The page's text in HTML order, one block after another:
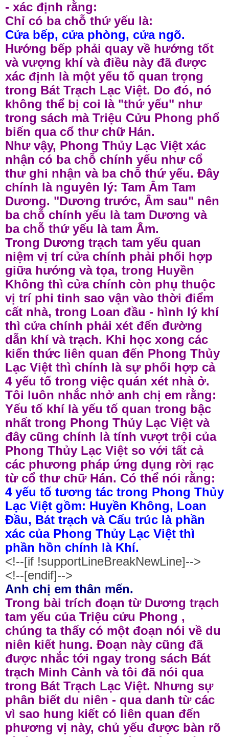
- xác định rằng:
Chỉ có ba chỗ thứ yếu là:
Cửa bếp, cửa phòng, cửa ngõ.
Hướng bếp phải quay về hướng tốt
và vượng khí và điều này đã được
xác định là một yếu tố quan trọng
trong Bát Trạch Lạc Việt. Do đó, nó
không thể bị coi là "thứ yếu" như
trong sách mà Triệu Cửu Phong phổ
biến qua cổ thư chữ Hán.
Như vậy, Phong Thủy Lạc Việt xác
nhận có ba chỗ chính yếu như cổ
thư ghi nhận và ba chỗ thứ yếu. Đây
chính là nguyên lý: Tam Âm Tam
Dương. "Dương trước, Âm sau" nên
ba chỗ chính yếu là tam Dương và
ba chỗ thứ yếu là tam Âm.
Trong Dương trạch tam yếu quan
niệm vị trí cửa chính phải phối hợp
giữa hướng và tọa, trong Huyền
Không thì cửa chính còn phụ thuộc
vị trí phi tinh sao vận vào thời điểm
cất nhà, trong Loan đầu - hình lý khí
thì cửa chính phải xét đến đường
dẫn khí và trạch. Khi học xong các
kiến thức liên quan đến Phong Thủy
Lạc Việt thì chính là sự phối hợp cả
4 yếu tố trong việc quán xét nhà ở.
Tôi luôn nhắc nhở anh chị em rằng:
Yếu tố khí là yếu tố quan trong bậc
nhất trong Phong Thủy Lạc Việt và
đây cũng chính là tính vượt trội của
Phong Thủy Lạc Việt so với tất cả
các phương pháp ứng dụng rời rạc
từ cổ thư chữ Hán. Có thể nói rằng:
4 yếu tố tương tác trong Phong Thủy
Lạc Việt gồm: Huyền Không, Loan
Đầu, Bát trạch và Cấu trúc là phần
xác của Phong Thủy Lạc Việt thì
phần hồn chính là Khí.
<!--[if !supportLineBreakNewLine]-->
<!--[endif]-->
Anh chị em thân mến.
Trong bài trích đoạn từ Dương trạch
tam yếu của Triệu cửu Phong ,
chúng ta thấy có một đoạn nói về du
niên kiết hung. Đoạn này cũng đã
được nhắc tới ngay trong sách Bát
trạch Minh Cảnh và tôi đã nói qua
trong Bát Trạch Lạc Việt. Nhưng sự
phân biết du niên - qua danh từ các
vì sao hung kiết có liên quan đến
phương vị này, chủ yếu được bàn rõ